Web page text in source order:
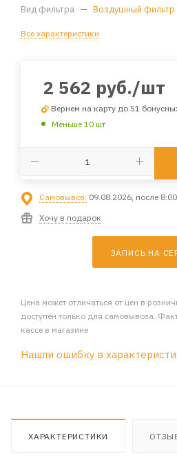
Вид фильтра — Воздушный фильтр
Все характеристики
2 562 руб./шт
Вернем на карту до 51
Меньше 10 шт
Самовывоз: 09.08.2026, после
Хочу в подарок
ЗАПИСЬ НА
Цена может отличаться от цен в
доступен только для самовывоза.
кассе в магазине
Нашли ошибку в
ХАРАКТЕРИСТИКИ